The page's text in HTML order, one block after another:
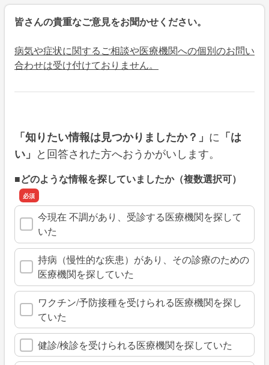
皆さんの貴重なご意見をお聞かせください。
病気や症状に関するご相談や医療機関への個別のお問い
合わせは受け付けておりません。
「知りたい情報は見つかりましたか？」 に 「は
い」 と回答された方へおうかがいします。
■どのような情報を探していましたか（複数選択可）
今現在 不調があり、受診する医療機関を探して
いた
持病（慢性的な疾患）があり、その診療のための
医療機関を探していた
ワクチン/予防接種を受けられる医療機関を探し
ていた
健診/検診を受けられる医療機関を探していた